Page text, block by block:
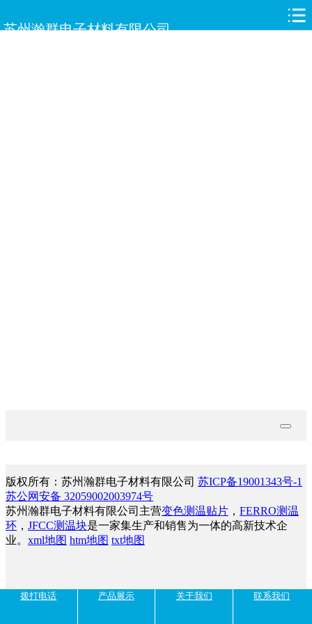
苏州瀚群电子材料有限公司
网站首页
版权所有：苏州瀚群电子材料有限公司 苏ICP备19001343号-1
苏公网安备 32059002003974号
苏州瀚群电子材料有限公司主营变色测温贴片 ， FERRO测温
环 ， JFCC测温块是一家集生产和销售为一体的高新技术企
业。 xml地图 htm地图 txt地图
拨打电话 产品展示 关于我们 联系我们